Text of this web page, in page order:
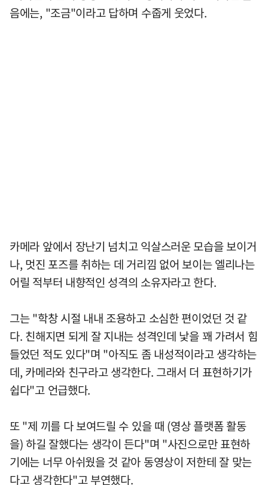
음에는, "조금"이라고 답하며 수줍게 웃었다.
카메라 앞에서 장난기 넘치고 익살스러운 모습을 보이거
나, 멋진 포즈를 취하는 데 거리낌 없어 보이는 엘리나는
어릴 적부터 내향적인 성격의 소유자라고 한다.
그는 "학창 시절 내내 조용하고 소심한 편이었던 것 같
다. 친해지면 되게 잘 지내는 성격인데 낯을 꽤 가려서 힘
들었던 적도 있다"며 "아직도 좀 내성적이라고 생각하는
데, 카메라와 친구라고 생각한다. 그래서 더 표현하기가
쉽다"고 언급했다.
또 "제 끼를 다 보여드릴 수 있을 때 (영상 플랫폼 활동
을) 하길 잘했다는 생각이 든다"며 "사진으로만 표현하
기에는 너무 아쉬웠을 것 같아 동영상이 저한테 잘 맞는
다고 생각한다"고 부연했다.